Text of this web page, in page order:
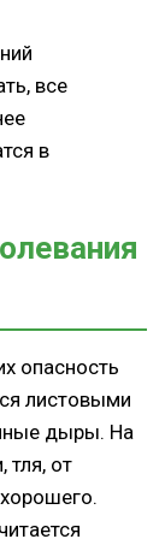
все
в
опасность
листовыми
дыры. На
тля, от